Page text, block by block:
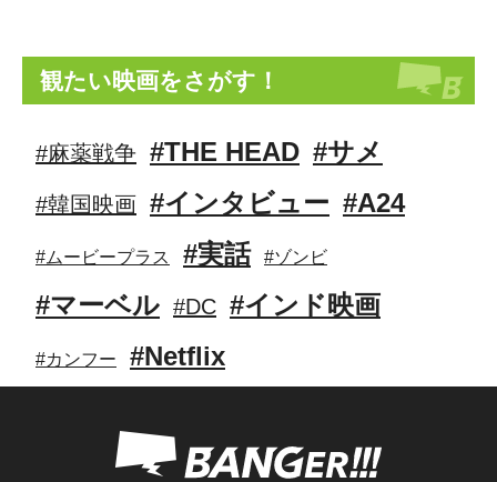
観たい映画をさがす！
#麻薬戦争 #THE HEAD #サメ
#韓国映画 #インタビュー #A24
#ムービープラス #実話 #ゾンビ
#マーベル #DC #インド映画
#カンフー #Netflix